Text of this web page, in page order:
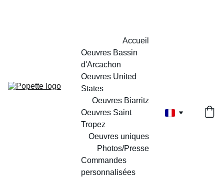
Accueil
Oeuvres Bassin
d'Arcachon
Oeuvres United
States
Oeuvres Biarritz
Oeuvres Saint
Tropez
Oeuvres uniques
Photos/Presse
Commandes
personnalisées